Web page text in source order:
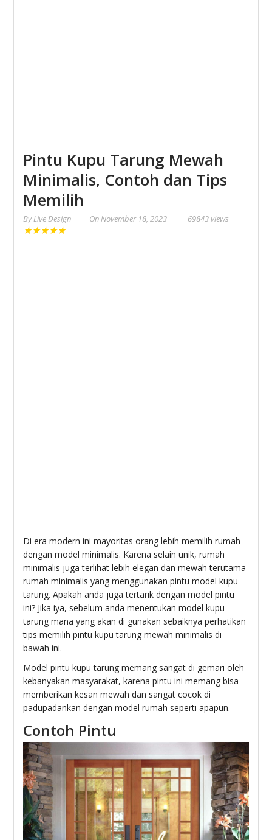
Pintu Kupu Tarung Mewah
Minimalis, Contoh dan Tips
Memilih
ByLive Design OnNovember 18, 2023 69843 views
★★★★★
Di era modern ini mayoritas orang lebih memilih rumah
dengan model minimalis. Karena selain unik, rumah
minimalis juga terlihat lebih elegan dan mewah terutama
rumah minimalis yang menggunakan pintu model kupu
tarung. Apakah anda juga tertarik dengan model pintu
ini? Jika iya, sebelum anda menentukan model kupu
tarung mana yang akan di gunakan sebaiknya perhatikan
tips memilih pintu kupu tarung mewah minimalis di
bawah ini.
Model pintu kupu tarung memang sangat di gemari oleh
kebanyakan masyarakat, karena pintu ini memang bisa
memberikan kesan mewah dan sangat cocok di
padupadankan dengan model rumah seperti apapun.
Contoh Pintu